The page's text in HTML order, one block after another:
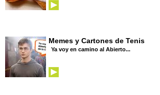
Memes y Cartones de Tenis
Ya voy en camino al Abierto...